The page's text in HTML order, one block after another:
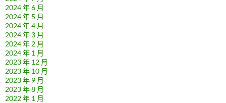
2024 年 6 月
2024 年 5 月
2024 年 4 月
2024 年 3 月
2024 年 2 月
2024 年 1 月
2023 年 12 月
2023 年 10 月
2023 年 9 月
2023 年 8 月
2022 年 1 月